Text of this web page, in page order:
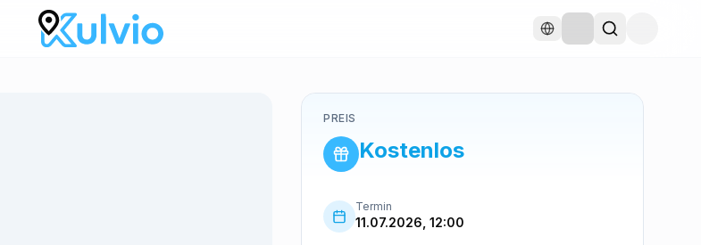
PREIS
Kostenlos
Termin
11.07.2026, 12:00